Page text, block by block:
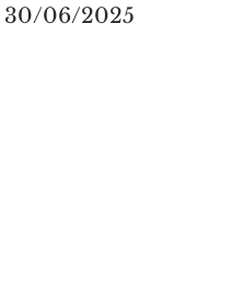
30/06/2025